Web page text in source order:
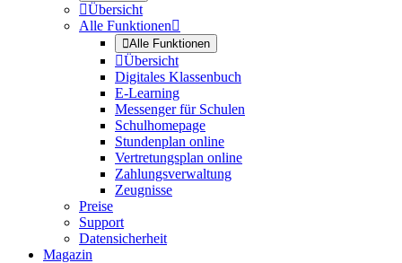
Übersicht
Alle Funktionen
Alle Funktionen
Übersicht
Digitales Klassenbuch
E-Learning
Messenger für Schulen
Schulhomepage
Stundenplan online
Vertretungsplan online
Zahlungsverwaltung
Zeugnisse
Preise
Support
Datensicherheit
Magazin